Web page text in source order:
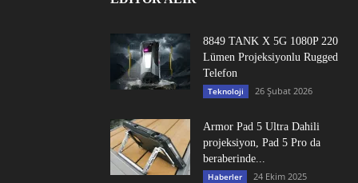
8849 TANK X 5G 1080P 220
Lümen Projeksiyonlu Rugged
Telefon
Teknoloji 26 Şubat 2026
Armor Pad 5 Ultra Dahili
projeksiyon, Pad 5 Pro da
beraberinde...
Haberler 24 Ekim 2025